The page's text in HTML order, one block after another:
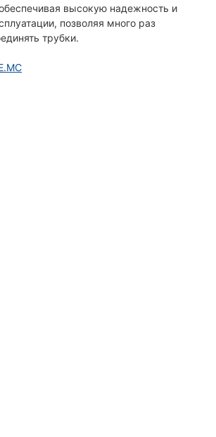
высокую надежность и
позволяя много раз
трубки.